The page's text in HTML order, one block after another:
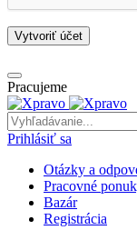
Vytvoriť účet
Pracujeme
Prihlásiť sa
Otázky a
Pracovné
Bazár
Registrácia